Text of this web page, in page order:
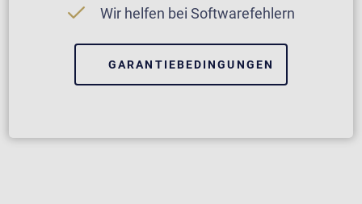
Wir helfen bei Softwarefehlern
GARANTIEBEDINGUNGEN